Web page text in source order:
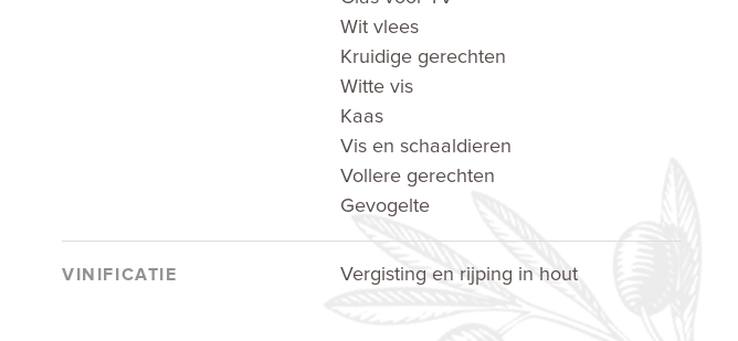
Wit vlees
Kruidige gerechten
Witte vis
Kaas
Vis en schaaldieren
Vollere gerechten
Gevogelte
VINIFICATIE Vergisting en rijping in hout